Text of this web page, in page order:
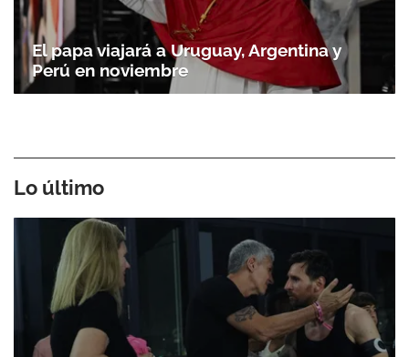
El papa viajará a Uruguay, Argentina y
Perú en noviembre
Lo último